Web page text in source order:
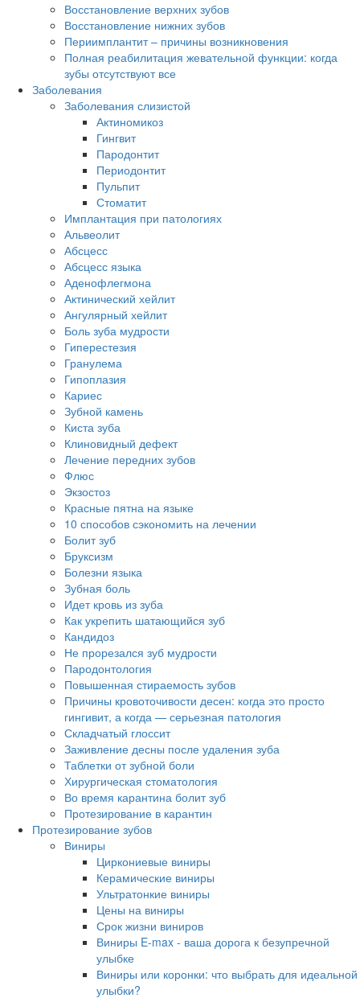
Восстановление верхних зубов
Восстановление нижних зубов
Периимплантит – причины возникновения
Полная реабилитация жевательной функции: когда
зубы отсутствуют все
Заболевания
Заболевания слизистой
Актиномикоз
Гингвит
Пародонтит
Периодонтит
Пульпит
Стоматит
Имплантация при патологиях
Альвеолит
Абсцесс
Абсцесс языка
Аденофлегмона
Актинический хейлит
Ангулярный хейлит
Боль зуба мудрости
Гиперестезия
Гранулема
Гипоплазия
Кариес
Зубной камень
Киста зуба
Клиновидный дефект
Лечение передних зубов
Флюс
Экзостоз
Красные пятна на языке
10 способов сэкономить на лечении
Болит зуб
Бруксизм
Болезни языка
Зубная боль
Идет кровь из зуба
Как укрепить шатающийся зуб
Кандидоз
Не прорезался зуб мудрости
Пародонтология
Повышенная стираемость зубов
Причины кровоточивости десен: когда это просто
гингивит, а когда — серьезная патология
Складчатый глоссит
Заживление десны после удаления зуба
Таблетки от зубной боли
Хирургическая стоматология
Во время карантина болит зуб
Протезирование в карантин
Протезирование зубов
Виниры
Циркониевые виниры
Керамические виниры
Ультратонкие виниры
Цены на виниры
Срок жизни виниров
Виниры E-max - ваша дорога к безупречной
улыбке
Виниры или коронки: что выбрать для идеальной
улыбки?